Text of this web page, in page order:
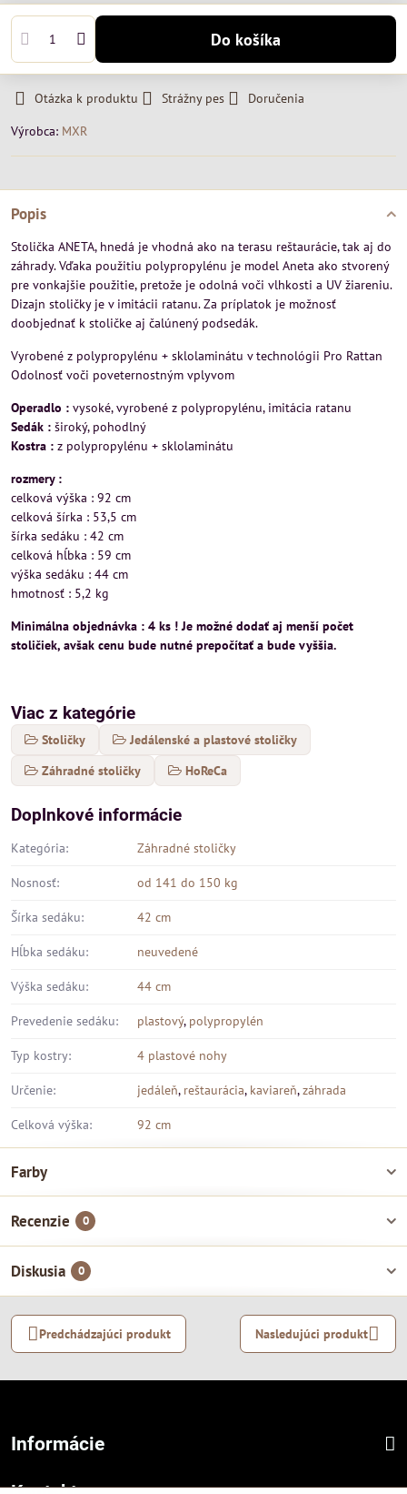
Do košíka
Otázka k produktu Strážny pes
Doručenia
Výrobca: MXR
Popis
Stolička ANETA, hnedá je vhodná ako na terasu reštaurácie, tak aj do
záhrady. Vďaka použitiu polypropylénu je model Aneta ako stvorený
pre vonkajšie použitie, pretože je odolná voči vlhkosti a UV žiareniu.
Dizajn stoličky je v imitácii ratanu. Za príplatok je možnosť
doobjednať k stoličke aj čalúnený podsedák.
Vyrobené z polypropylénu + sklolaminátu v technológii Pro Rattan
Odolnosť voči poveternostným vplyvom
Operadlo : vysoké, vyrobené z polypropylénu, imitácia ratanu
Sedák : široký, pohodlný
Kostra : z polypropylénu + sklolaminátu
rozmery :
celková výška : 92 cm
celková šírka : 53,5 cm
šírka sedáku : 42 cm
celková hĺbka : 59 cm
výška sedáku : 44 cm
hmotnosť : 5,2 kg
Minimálna objednávka : 4 ks ! Je možné dodať aj menší počet
stoličiek, avšak cenu bude nutné prepočítať a bude vyššia.
Viac z kategórie
Stoličky
Jedálenské a plastové stoličky
Záhradné stoličky
HoReCa
Doplnkové informácie
Kategória: Záhradné stoličky
Nosnosť: od 141 do 150 kg
Šírka sedáku: 42 cm
Hĺbka sedáku: neuvedené
Výška sedáku: 44 cm
Prevedenie sedáku: plastový, polypropylén
Typ kostry: 4 plastové nohy
Určenie: jedáleň, reštaurácia, kaviareň,záhrada
Celková výška: 92 cm
Farby
Recenzie 0
Diskusia 0
Predchádzajúci produkt Nasledujúci produkt
Informácie